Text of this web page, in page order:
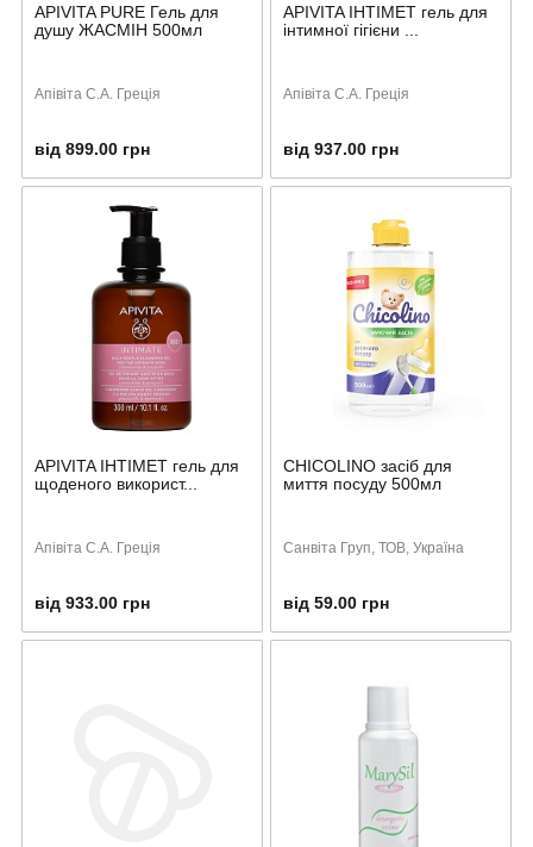
APIVITA PURE Гель для
душу ЖАСМІН 500мл
Апівіта С.А. Греція
від 899.00 грн
APIVITA ІНТІМЕТ гель для
інтимної гігієни ...
Апівіта С.А. Греція
від 937.00 грн
APIVITA ІНТІМЕТ гель для
щоденого використ...
Апівіта С.А. Греція
від 933.00 грн
CHICOLINO засіб для
миття посуду 500мл
Санвіта Груп, ТОВ, Україна
від 59.00 грн